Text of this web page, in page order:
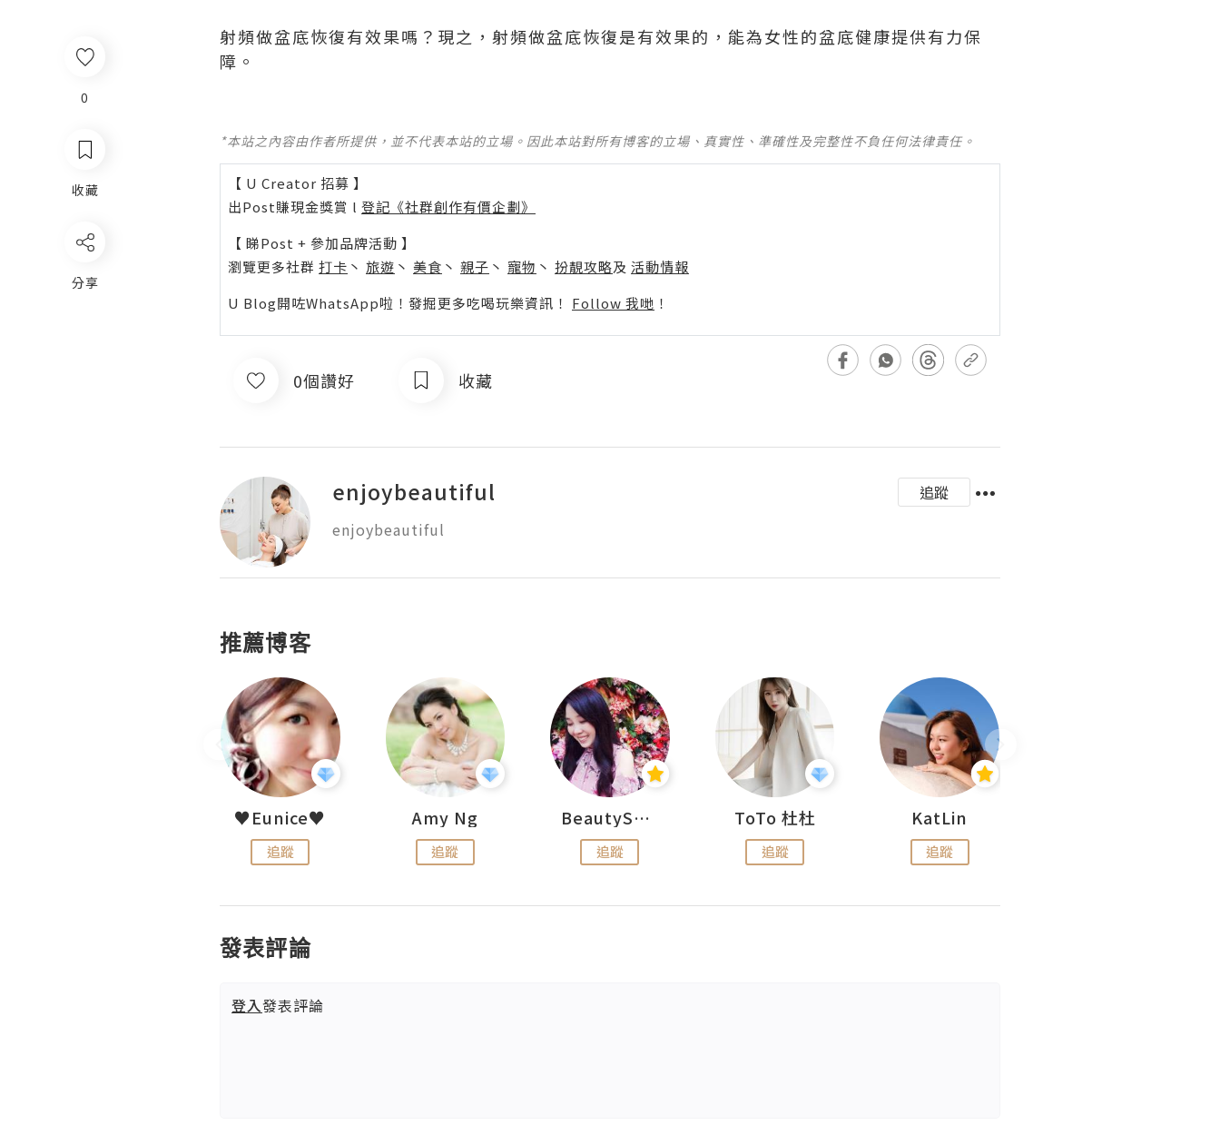
0
收藏
分享
射頻做盆底恢復有效果嗎？現之，射頻做盆底恢復是有效果的，能為女性的盆底健康提供有力保
障。
*本站之內容由作者所提供，並不代表本站的立場。因此本站對所有博客的立場、真實性、準確性及完整性不負任何法律責任。
【 U Creator 招募 】
出Post賺現金獎賞 l 登記《社群創作有價企劃》
【 睇Post + 參加品牌活動 】
瀏覽更多社群 打卡 丶 旅遊 丶 美食 丶 親子 丶 寵物 丶 扮靚攻略及 活動情報
U Blog開咗WhatsApp啦！發掘更多吃喝玩樂資訊！ Follow 我哋 ！
0個讚好 收藏
enjoybeautiful
追蹤
enjoybeautiful
推薦博客
♥Eunice♥
追蹤
Amy Ng
追蹤
BeautySearch
追蹤
ToTo 杜杜
追蹤
KatLin
追蹤
發表評論
登入發表評論